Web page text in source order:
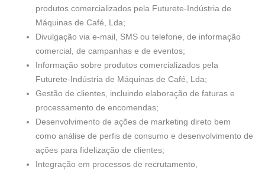
produtos comercializados pela Futurete-Indústria de
Máquinas de Café, Lda;
Divulgação via e-mail, SMS ou telefone, de informação
comercial, de campanhas e de eventos;
Informação sobre produtos comercializados pela
Futurete-Indústria de Máquinas de Café, Lda;
Gestão de clientes, incluindo elaboração de faturas e
processamento de encomendas;
Desenvolvimento de ações de marketing direto bem
como análise de perfis de consumo e desenvolvimento de
ações para fidelização de clientes;
Integração em processos de recrutamento,